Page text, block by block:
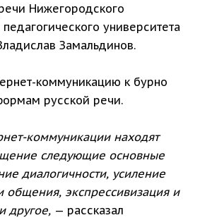
Нижегородского
университета
Замальдинов.
коммуникацию к бурно
русской речи.
коммуникации находят
следующие основные
диалогичности, усиление
общения, экспрессивизация и
другое, — рассказал